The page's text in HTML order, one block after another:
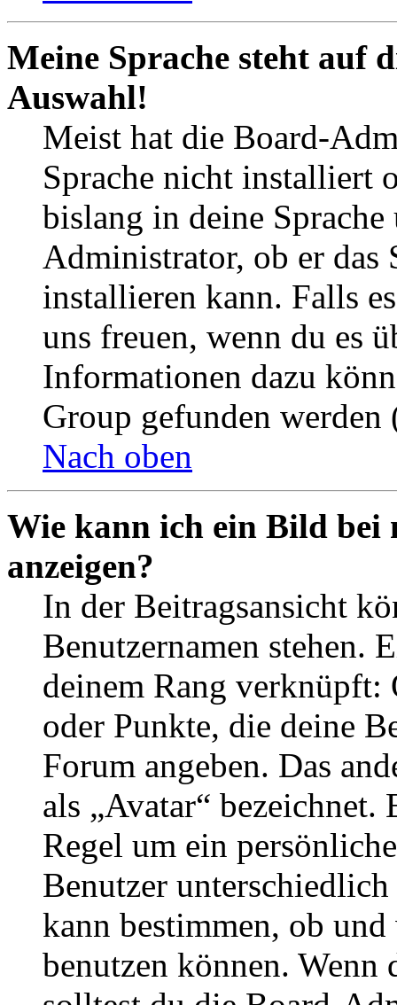
Meine Sprache steht auf
Auswahl!
Meist hat die Board-
Sprache nicht installiert
bislang in deine
Administrator, ob er das
installieren kann. Falls
uns freuen, wenn du es
Informationen dazu
Group gefunden
Nach oben
Wie kann ich ein Bild bei
anzeigen?
In der Beitragsansicht
Benutzernamen stehen.
deinem Rang verknüpft:
oder Punkte, die deine
Forum angeben. Das
als „Avatar“
Regel um ein
Benutzer
kann bestimmen, ob
benutzen können. Wenn